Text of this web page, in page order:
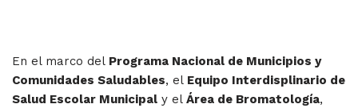
En el marco del Programa Nacional de Municipios y
Comunidades Saludables, el Equipo Interdisplinario de
Salud Escolar Municipal y el Área de Bromatología,